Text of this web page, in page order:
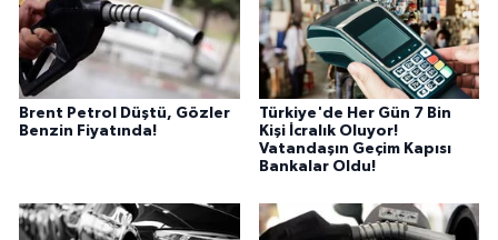
Brent Petrol Düştü, Gözler
Benzin Fiyatında!
Türkiye'de Her Gün 7 Bin
Kişi İcralık Oluyor!
Vatandaşın Geçim Kapısı
Bankalar Oldu!